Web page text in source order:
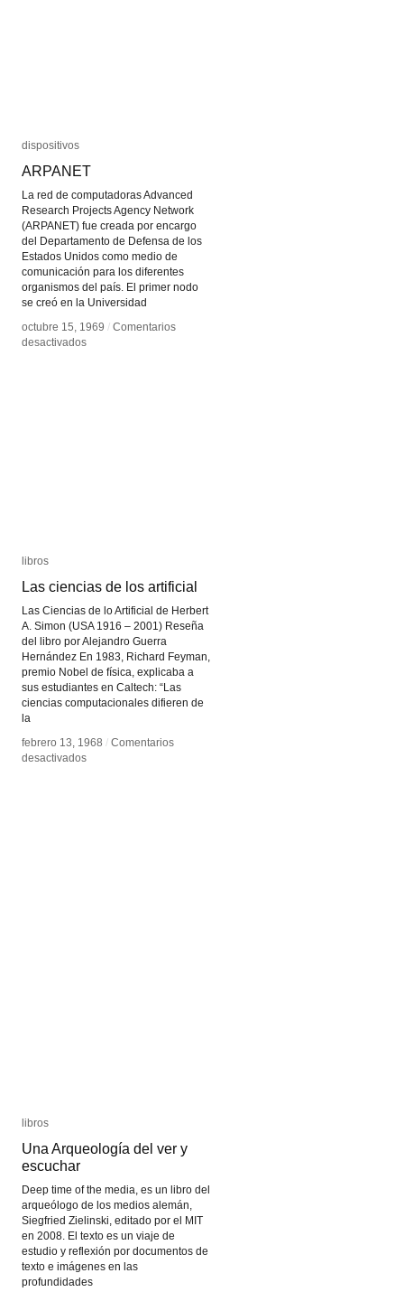
dispositivos
ARPANET
La red de computadoras Advanced
Research Projects Agency Network
(ARPANET) fue creada por encargo
del Departamento de Defensa de los
Estados Unidos como medio de
comunicación para los diferentes
organismos del país. El primer nodo
se creó en la Universidad
octubre 15, 1969 / Comentarios
desactivadosen
dispositivos
ARPANET
octubre 15, 1969 / Comentarios
desactivadosen
libros
Las ciencias de los artificial
Las Ciencias de lo Artificial de Herbert
A. Simon (USA 1916 – 2001) Reseña
del libro por Alejandro Guerra
Hernández En 1983, Richard Feyman,
premio Nobel de física, explicaba a
sus estudiantes en Caltech: “Las
ciencias computacionales difieren de
la
febrero 13, 1968 / Comentarios
desactivadosen
libros
Las ciencias de los artificial
febrero 13, 1968 / Comentarios
desactivadosen
libros
Una Arqueología del ver y
escuchar
Deep time of the media, es un libro del
arqueólogo de los medios alemán,
Siegfried Zielinski, editado por el MIT
en 2008. El texto es un viaje de
estudio y reflexión por documentos de
texto e imágenes en las
profundidades
libros
Una Arqueología del ver y
escuchar